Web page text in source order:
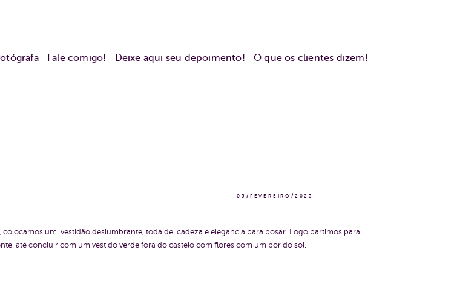
Fale comigo! Deixe aqui seu depoimento! O que os clientes dizem!
05/FEVEREIRO/2025
um vestidão deslumbrante, toda delicadeza e elegancia para posar .Logo partimos para
até concluir com um vestido verde fora do castelo com flores com um por do sol.